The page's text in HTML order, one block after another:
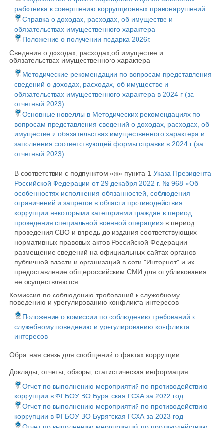
работника к совершению коррупционных правонарушений
Справка о доходах, расходах, об имуществе и
обязательствах имущественного характера
Положение о получении подарка 2026г.
Сведения о доходах, расходах,об имуществе и
обязательствах имущественного характера
Методические рекомендации по вопросам представления
сведений о доходах, расходах, об имуществе и
обязательствах имущественного характера в 2024 г (за
отчетный 2023)
Основные новеллы в Методических рекомендациях по
вопросам представления сведений о доходах, расходах, об
имуществе и обязательствах имущественного характера и
заполнения соответствующей формы справки в 2024 г (за
отчетный 2023)
В соответствии с подпунктом «ж» пункта 1 Указа Президента
Российской Федерации от 29 декабря 2022 г. № 968 «Об
особенностях исполнения обязанностей, соблюдения
ограничений и запретов в области противодействия
коррупции некоторыми категориями граждан в период
проведения специальной военной операции» в период
проведения СВО и впредь до издания соответствующих
нормативных правовых актов Российской Федерации
размещение сведений на официальных сайтах органов
публичной власти и организаций в сети "Интернет" и их
предоставление общероссийским СМИ для опубликования
не осуществляются.
Комиссия по соблюдению требований к служебному
поведению и урегулированию конфликта интересов
Положение о комиссии по соблюдению требований к
служебному поведению и урегулированию конфликта
интересов
Обратная связь для сообщений о фактах коррупции
Доклады, отчеты, обзоры, статистическая информация
Отчет по выполнению мероприятий по противодействию
коррупции в ФГБОУ ВО Бурятская ГСХА за 2022 год
Отчет по выполнению мероприятий по противодействию
коррупции в ФГБОУ ВО Бурятская ГСХА за 2023 год